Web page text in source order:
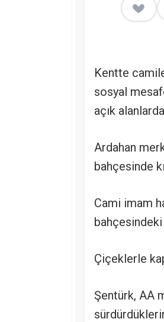
Kentte
sosyal
açık
Ardahan
bahçesinde
Cami imam
bahçesindeki
Çiçeklerle
Şentürk, AA